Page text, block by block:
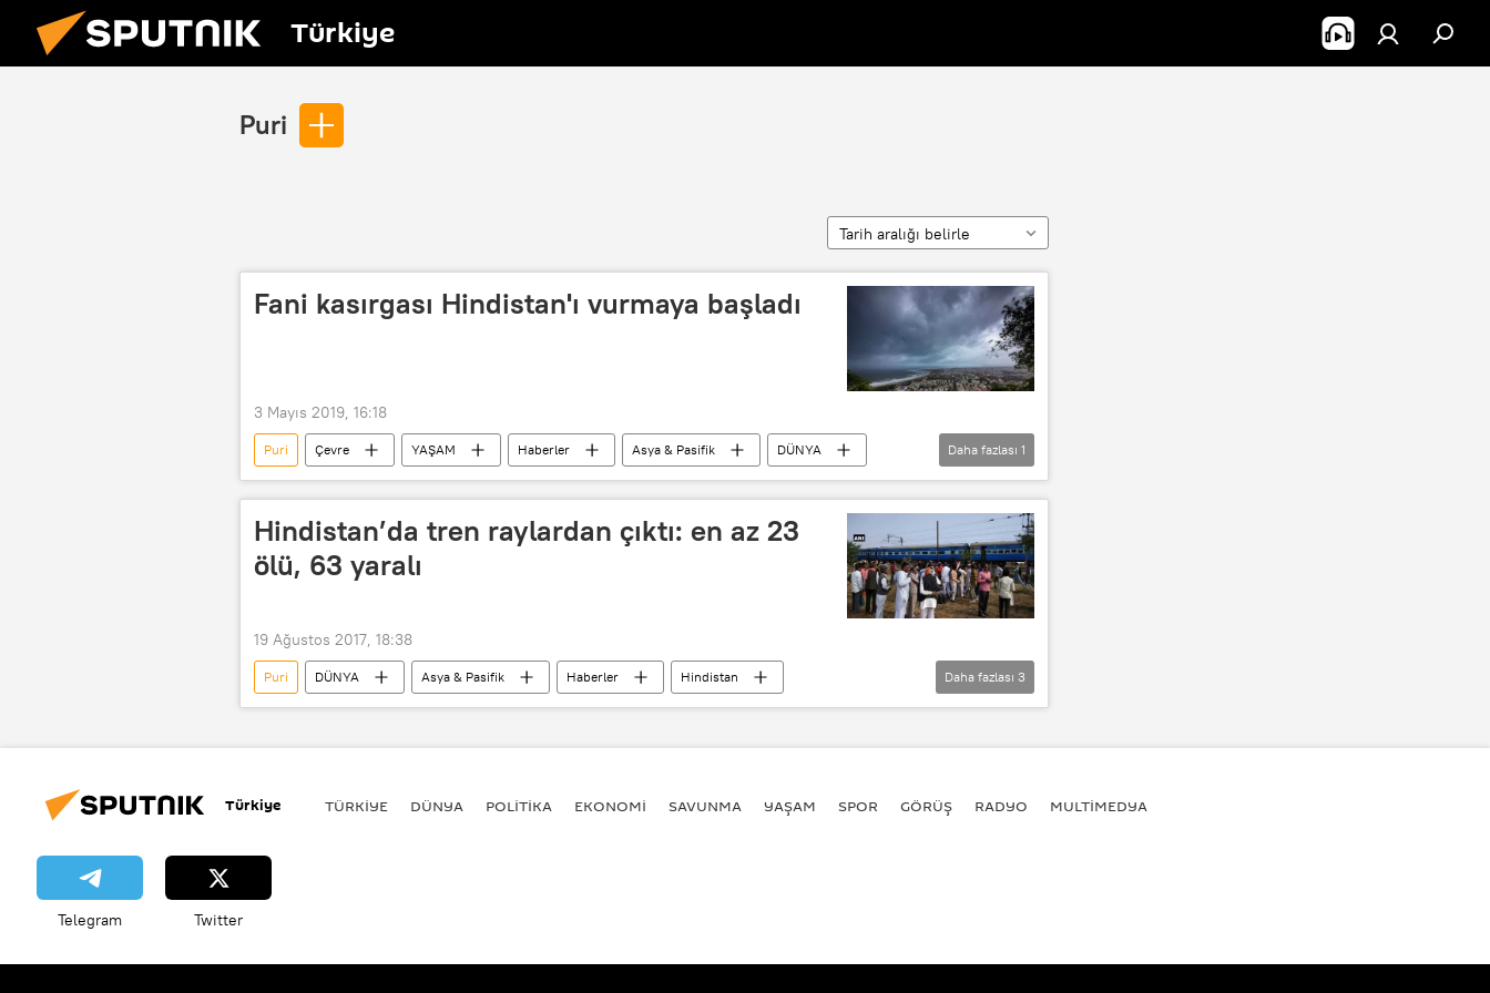
Türkiye
Puri
Tarih aralığı belirle
Fani kasırgası Hindistan'ı vurmaya başladı
3 Mayıs 2019, 16:18
Puri Çevre YAŞAM Haberler Asya & Pasifik
DÜNYA
Fani kasırgası
Daha fazlası 1
Hindistan’da tren raylardan çıktı: en az 23
ölü, 63 yaralı
19 Ağustos 2017, 18:38
Puri DÜNYA Asya & Pasifik Haberler
Hindistan
Uttar Paradesh
Haridwar Tren kazası Utkal Ekspresi
Daha fazlası 3
Türkiye TÜRKIYE DÜNYA POLİTİKA EKONOMİ SAVUNMA YAŞAM SPOR GÖRÜŞ RADYO MULTİMEDYA
Telegram Twitter